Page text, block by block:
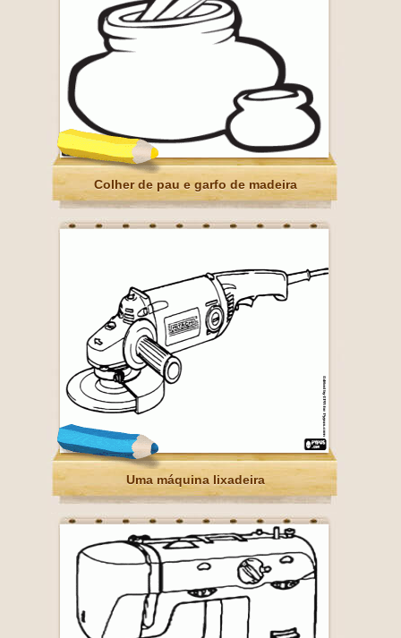
Colher de pau e garfo de madeira
Uma máquina lixadeira